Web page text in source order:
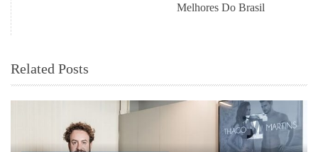
Melhores Do Brasil
Related Posts